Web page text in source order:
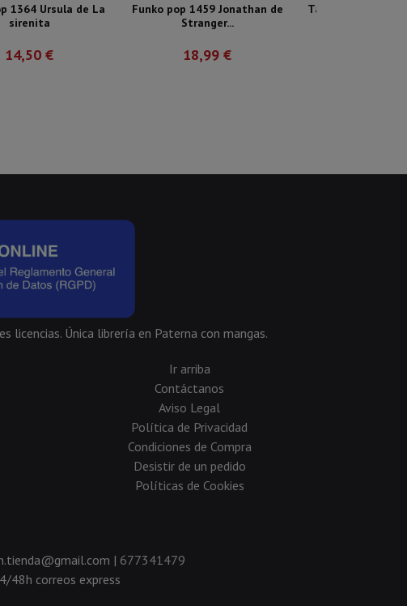
1364 Ursula de La
sirenita
14,50 €
Funko pop 1459 Jonathan de
Stranger...
18,99 €
Taza de Miercoles
licencias. Única librería en Paterna con mangas.
Ir arriba
Contáctanos
Aviso Legal
Política de Privacidad
Condiciones de Compra
Desistir de un pedido
Políticas de Cookies
| 677341479
48h correos express